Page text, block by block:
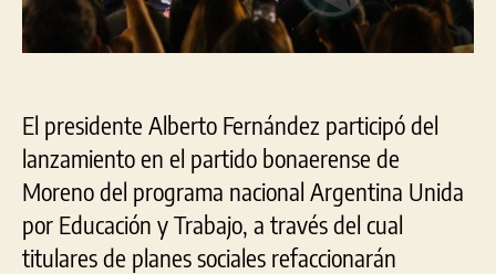
El presidente Alberto Fernández participó del
lanzamiento en el partido bonaerense de
Moreno del programa nacional Argentina Unida
por Educación y Trabajo, a través del cual
titulares de planes sociales refaccionarán